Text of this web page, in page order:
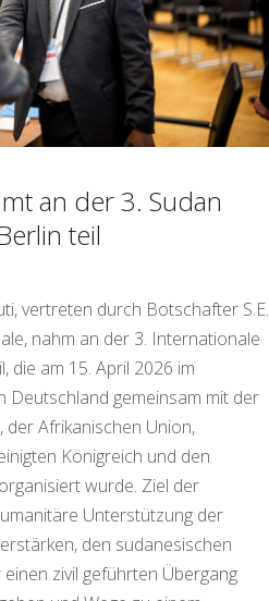
an der 3. Sudan
teil
vertreten durch Botschafter S.E.
nahm an der 3. Internationale
die am 15. April 2026 im
Deutschland gemeinsam mit der
der Afrikanischen Union,
Königreich und den
wurde. Ziel der
Unterstützung der
den sudanesischen
zivil geführten Übergang